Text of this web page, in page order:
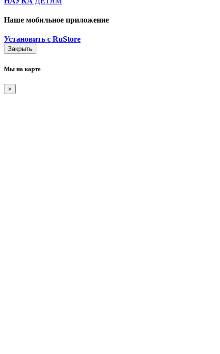
Наше мобильное приложение
Установить с RuStore
Закрыть
Мы на карте
×